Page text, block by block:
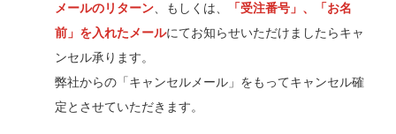
メールのリターン 、もしくは、
「受注番号」、「お名
前」を入れたメールにてお知らせいただけましたらキャ
ンセル承ります。
弊社からの「キャンセルメール」をもってキャンセル確
定とさせていただきます。